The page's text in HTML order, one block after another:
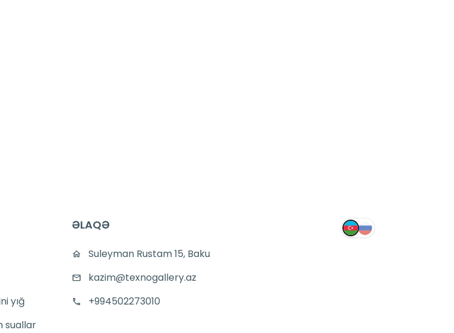
yığ
suallar
ƏLAQƏ
Suleyman Rustam 15, Baku
kazim@texnogallery.az
+994502273010